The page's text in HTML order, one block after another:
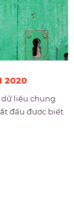
2020
dữ liệu chung
đầu được biết